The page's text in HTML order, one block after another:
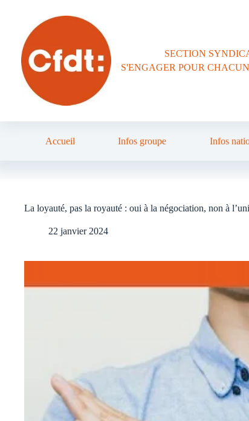
SECTION
S'ENGAGER POUR
Accueil Infos groupe Infos
La loyauté, pas la royauté : oui à la négociation, non à
22 janvier 2024